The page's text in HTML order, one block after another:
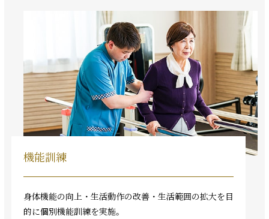
機能訓練
身体機能の向上・生活動作の改善・生活範囲の拡大を目
的に個別機能訓練を実施。